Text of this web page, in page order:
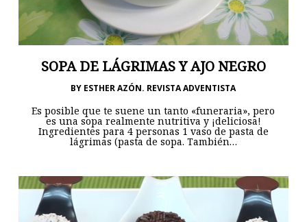
SOPA DE LÁGRIMAS Y AJO NEGRO
BY ESTHER AZÓN. REVISTA ADVENTISTA
Es posible que te suene un tanto «funeraria», pero
es una sopa realmente nutritiva y ¡deliciosa!
Ingredientes para 4 personas 1 vaso de pasta de
lágrimas (pasta de sopa. También…